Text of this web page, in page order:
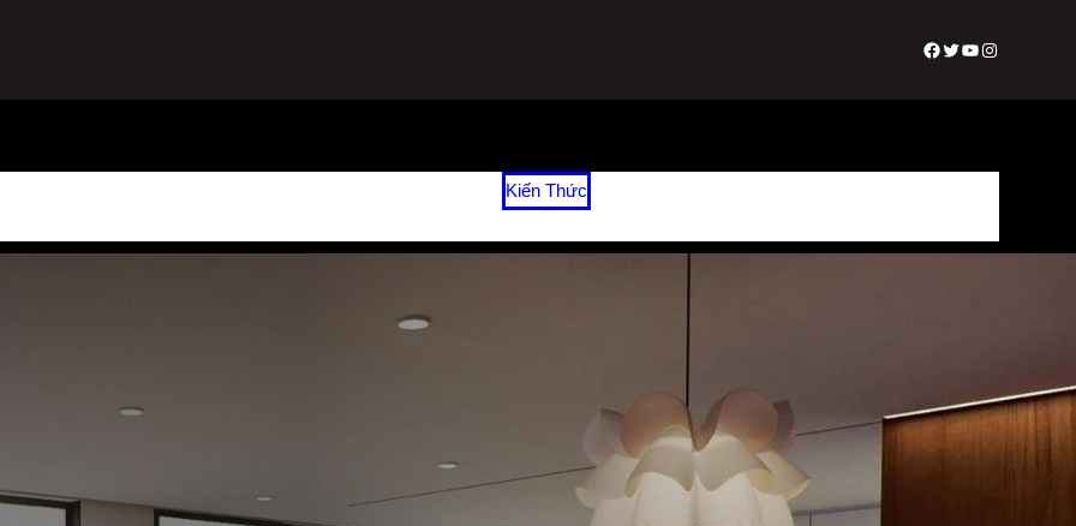
Facebook
Twitter
Youtube
Instagram
Kiến Thức